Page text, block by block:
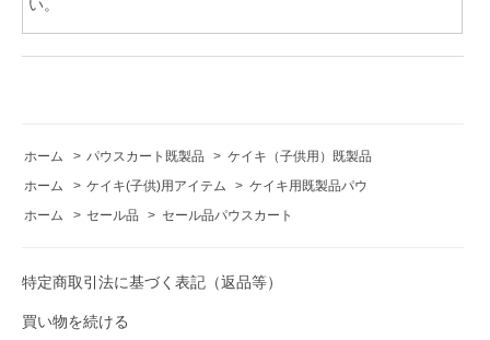
い。
ホーム > パウスカート既製品 > ケイキ（子供用）既製品
ホーム
> ケイキ(子供)用アイテム > ケイキ用既製品パウ
ホーム
> セール品 > セール品パウスカート
特定商取引法に基づく表記（返品等）
買い物を続ける